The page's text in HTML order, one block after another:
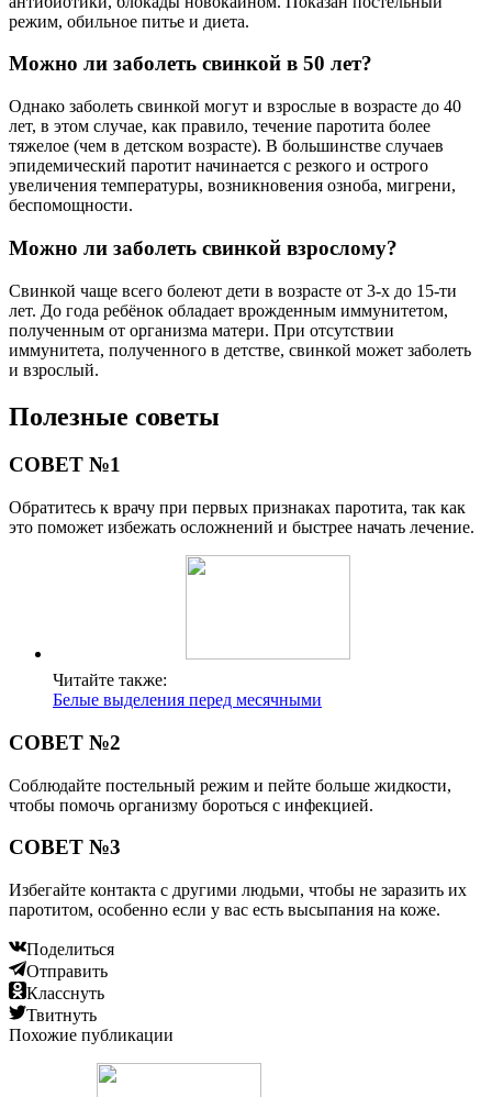
режим, обильное питье и диета.
Можно ли заболеть свинкой в 50 лет?
Однако заболеть свинкой могут и взрослые в возрасте до 40
лет, в этом случае, как правило, течение паротита более
тяжелое (чем в детском возрасте). В большинстве случаев
эпидемический паротит начинается с резкого и острого
увеличения температуры, возникновения озноба, мигрени,
беспомощности.
Можно ли заболеть свинкой взрослому?
Свинкой чаще всего болеют дети в возрасте от 3-х до 15-ти
лет. До года ребёнок обладает врожденным иммунитетом,
полученным от организма матери. При отсутствии
иммунитета, полученного в детстве, свинкой может заболеть
и взрослый.
Полезные советы
СОВЕТ №1
Обратитесь к врачу при первых признаках паротита, так как
это поможет избежать осложнений и быстрее начать лечение.
Читайте также:
Белые выделения перед месячными
СОВЕТ №2
Соблюдайте постельный режим и пейте больше жидкости,
чтобы помочь организму бороться с инфекцией.
СОВЕТ №3
Избегайте контакта с другими людьми, чтобы не заразить их
паротитом, особенно если у вас есть высыпания на коже.
Поделиться
Отправить
Класснуть
Твитнуть
Похожие публикации